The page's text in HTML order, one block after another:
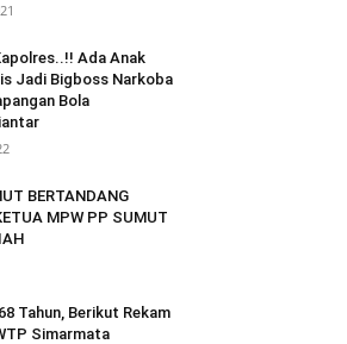
Ada Anak
Jadi Bigboss Narkoba
Bola
BERTANDANG
MPW PP SUMUT
Tahun, Berikut Rekam
Simarmata